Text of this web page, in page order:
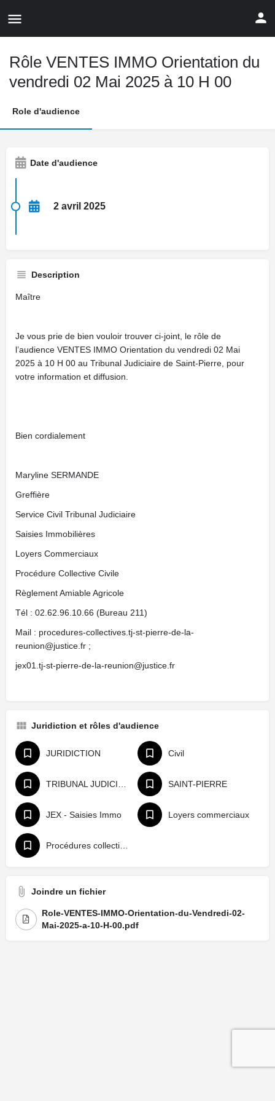
Rôle VENTES IMMO Orientation du
vendredi 02 Mai 2025 à 10 H 00
Role d'audience
Date d'audience
2 avril 2025
Description
Maître
Je vous prie de bien vouloir trouver ci-joint, le rôle de
l’audience VENTES IMMO Orientation du vendredi 02 Mai
2025 à 10 H 00 au Tribunal Judiciaire de Saint-Pierre, pour
votre information et diffusion.
Bien cordialement
Maryline SERMANDE
Greffière
Service Civil Tribunal Judiciaire
Saisies Immobilières
Loyers Commerciaux
Procédure Collective Civile
Règlement Amiable Agricole
Tél : 02.62.96.10.66 (Bureau 211)
Mail : procedures-collectives.tj-st-pierre-de-la-
reunion@justice.fr ;
jex01.tj-st-pierre-de-la-reunion@justice.fr
Juridiction et rôles d'audience
JURIDICTION Civil
SAINT-PIERRE
JEX - Saisies Immo Loyers commerciaux
Joindre un fichier
Role-VENTES-IMMO-Orientation-du-Vendredi-02-
Mai-2025-a-10-H-00.pdf